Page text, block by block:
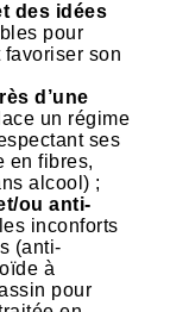
des idées
pour
son
d’une
un régime
ses
en fibres,
alcool) ;
ou anti-
inconforts
(anti-
à
pour